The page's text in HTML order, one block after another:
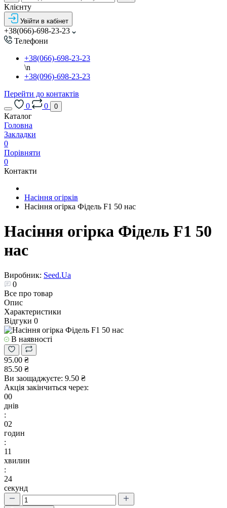
Клієнту
Увійти в кабінет
+38(066)-698-23-23
Телефони
+38(066)-698-23-23
\n
+38(096)-698-23-23
Перейти до контактів
0
0 0
Каталог
Головна
Закладки
0
Порівняти
0
Контакти
Насіння огірків
Насіння огірка Фідель F1 50 нас
Насіння огірка Фідель F1 50
нас
Виробник: Seed.Ua
0
Все про товар
Опис
Характеристики
Відгуки 0
В наявності
95.00 ₴
85.50 ₴
Ви заощаджуєте: 9.50 ₴
Акція закінчиться через:
00
днів
:
02
годин
:
11
хвилин
:
23
секунд